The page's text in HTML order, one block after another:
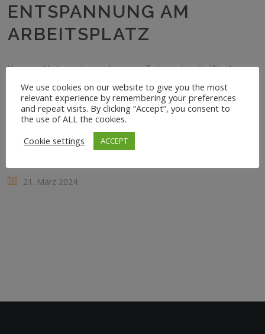
ENTSPANNUNG AM
ARBEITSPLATZ
Yoga in Unternehmen In einer Zeit, in der die Work-
Life-Balance immer wichtiger wird und die Gesundheit
der Mitarbeiter zunehmend im Fokus steht, hat sich
Yoga zu einem beliebten Instrument für Unternehmen
entwickelt, um das Wohlbefinden ihrer Angestellten zu
fördern. Von Lunchbreak-Yoga über After-Work-
21. März 2024
We use cookies on our website to give you the most
relevant experience by remembering your preferences
and repeat visits. By clicking “Accept”, you consent to
the use of ALL the cookies.
Cookie settings
ACCEPT